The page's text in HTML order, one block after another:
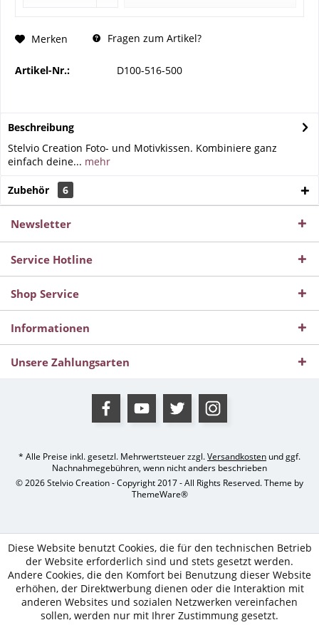
Merken Fragen zum Artikel?
Artikel-Nr.: D100-516-500
Beschreibung
Stelvio Creation Foto- und Motivkissen. Kombiniere ganz
einfach deine... mehr
Zubehör 6
Newsletter
Service Hotline
Shop Service
Informationen
Unsere Zahlungsarten
* Alle Preise inkl. gesetzl. Mehrwertsteuer zzgl.Versandkosten und ggf.
Nachnahmegebühren, wenn nicht anders beschrieben
© 2026 Stelvio Creation - Copyright 2017 - All Rights Reserved. Theme by
ThemeWare®
Diese Website benutzt Cookies, die für den technischen Betrieb
der Website erforderlich sind und stets gesetzt werden.
Andere Cookies, die den Komfort bei Benutzung dieser Website
erhöhen, der Direktwerbung dienen oder die Interaktion mit
anderen Websites und sozialen Netzwerken vereinfachen
sollen, werden nur mit Ihrer Zustimmung gesetzt.